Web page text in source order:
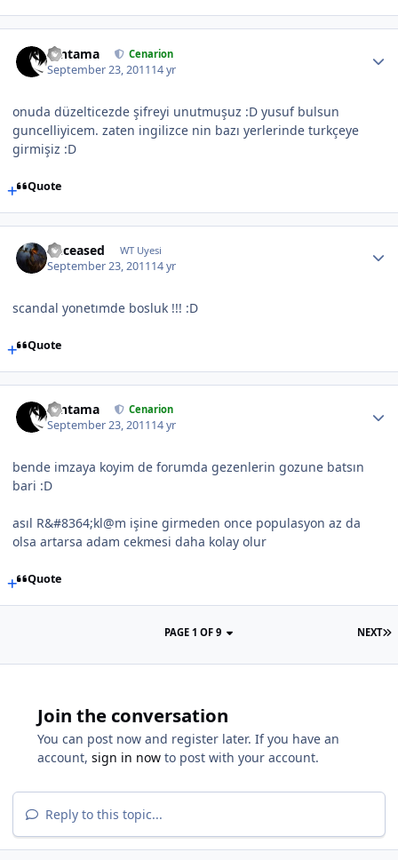
Gintama Cenarion
September 23, 201114 yr
onuda düzelticezde şifreyi unutmuşuz :D yusuf bulsun
guncelliyicem. zaten ingilizce nin bazı yerlerinde turkçeye
girmişiz :D
Quote
Deceased WT Uyesi
September 23, 201114 yr
scandal yonetımde bosluk !!! :D
Quote
Gintama Cenarion
September 23, 201114 yr
bende imzaya koyim de forumda gezenlerin gozune batsın
bari :D
asıl R&#8364;kl@m işine girmeden once populasyon az da
olsa artarsa adam cekmesi daha kolay olur
Quote
NEXT
PAGE 1 OF 9
Join the conversation
You can post now and register later. If you have an
account, sign in now to post with your account.
Reply to this topic...